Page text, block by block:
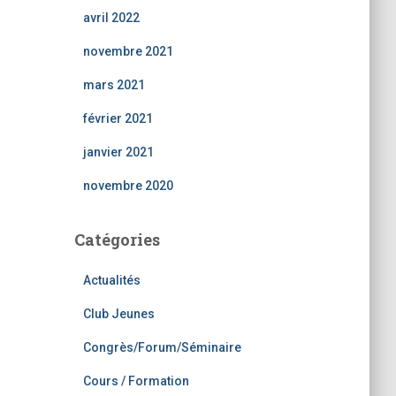
avril 2022
novembre 2021
mars 2021
février 2021
janvier 2021
novembre 2020
Catégories
Actualités
Club Jeunes
Congrès/Forum/Séminaire
Cours / Formation